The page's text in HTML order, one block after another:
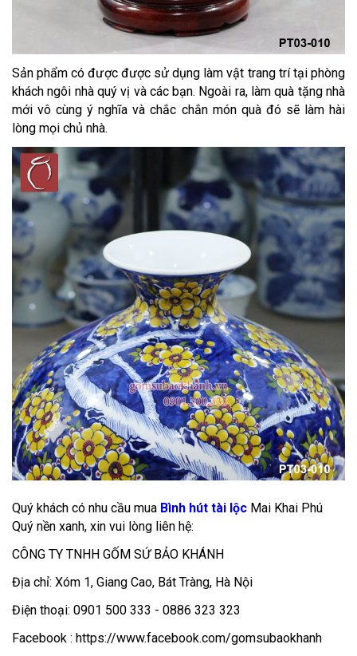
Sản phẩm có được được sử dụng làm vật trang trí tại phòng
khách ngôi nhà quý vị và các bạn. Ngoài ra, làm quà tặng nhà
mới vô cùng ý nghĩa và chắc chắn món quà đó sẽ làm hài
lòng mọi chủ nhà.
Quý khách có nhu cầu mua Bình hút tài lộc Mai Khai Phú
Quý nền xanh, xin vui lòng liên hệ:
CÔNG TY TNHH GỐM SỨ BẢO KHÁNH
Địa chỉ: Xóm 1, Giang Cao, Bát Tràng, Hà Nội
Điện thoại: 0901 500 333 - 0886 323 323
Facebook : https://www.facebook.com/gomsubaokhanh